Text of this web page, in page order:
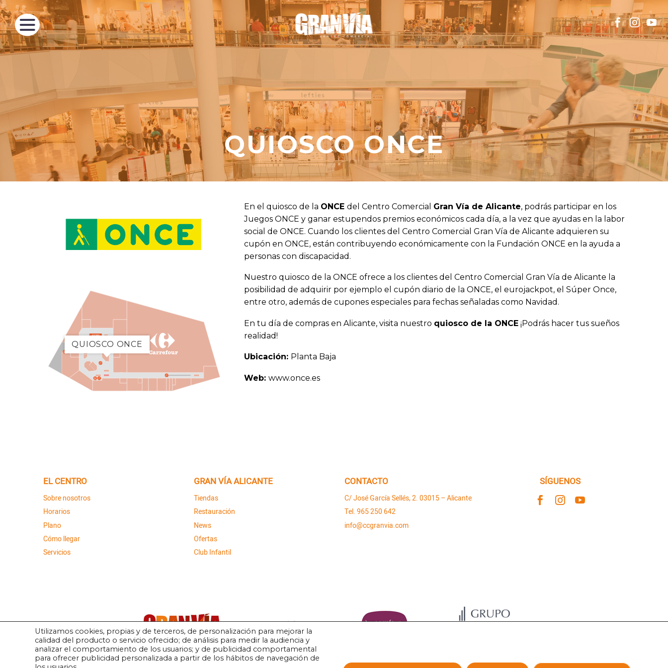
QUIOSCO ONCE
QUIOSCO ONCE
En el quiosco de la ONCE del Centro Comercial Gran Vía de Alicante, podrás participar en los
Juegos ONCE y ganar estupendos premios económicos cada día, a la vez que ayudas en la labor
social de ONCE. Cuando los clientes del Centro Comercial Gran Vía de Alicante adquieren su
cupón en ONCE, están contribuyendo económicamente con la Fundación ONCE en la ayuda a
personas con discapacidad.
Nuestro quiosco de la ONCE ofrece a los clientes del Centro Comercial Gran Vía de Alicante la
posibilidad de adquirir por ejemplo el cupón diario de la ONCE, el eurojackpot, el Súper Once,
entre otro, además de cupones especiales para fechas señaladas como Navidad.
En tu día de compras en Alicante, visita nuestro quiosco de la ONCE ¡Podrás hacer tus sueños
realidad!
Ubicación: Planta Baja
Web: www.once.es
EL CENTRO
Sobre nosotros
Horarios
Plano
Cómo llegar
Servicios
GRAN VÍA ALICANTE
Tiendas
Restauración
News
Ofertas
Club Infantil
CONTACTO
C/ José García Sellés, 2. 03015 – Alicante
Tel. 965 250 642
info@ccgranvia.com
SÍGUENOS
Utilizamos cookies, propias y de terceros, de personalización para mejorar la
calidad del producto o servicio ofrecido; de análisis para medir la audiencia y
analizar el comportamiento de los usuarios; y de publicidad comportamental
para ofrecer publicidad personalizada a partir de los hábitos de navegación de